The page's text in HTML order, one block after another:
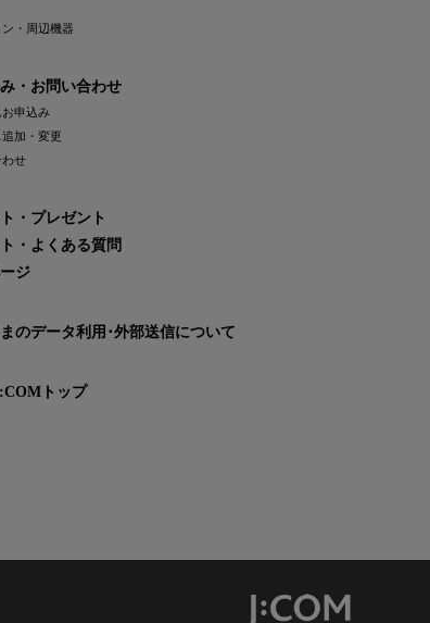
・周辺機器
・お問い合わせ
申込み
加・変更
わせ
・プレゼント
・よくある質問
ジ
のデータ利用･外部送信について
トップ